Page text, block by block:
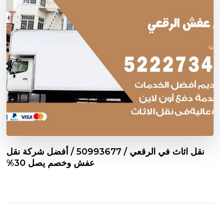
نقل اثاث في الرقعي / 50993677 / أفضل شركة نقل
عفش وخصم يصل 30%